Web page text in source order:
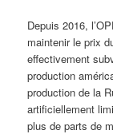
Depuis 2016,
maintenir le prix
effectivement
production
production de la
artificiellement
plus de parts de